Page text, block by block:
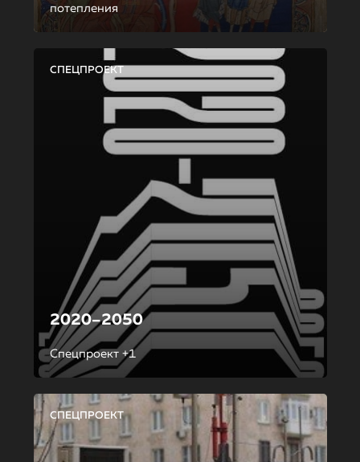
потепления
СПЕЦПРОЕКТ
2020–2050
Спецпроект +1
СПЕЦПРОЕКТ